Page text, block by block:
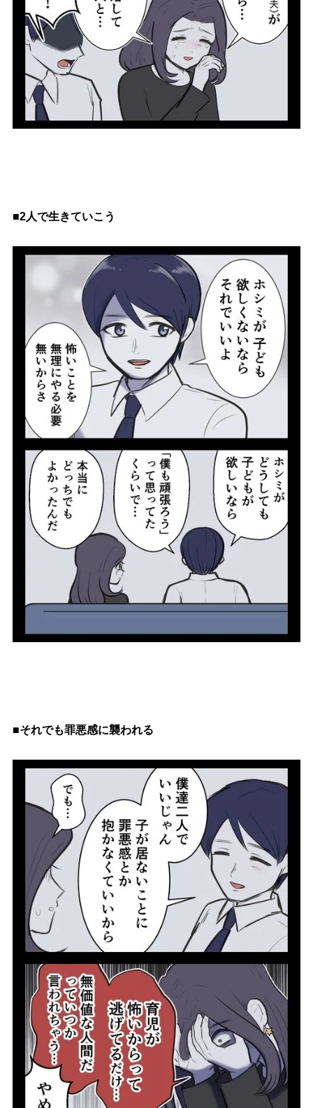
■2人で生きていこう
■それでも罪悪感に襲われる